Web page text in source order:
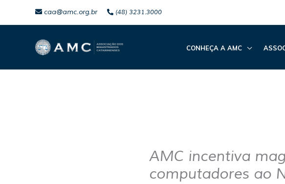
conteúdo
caa@amc.org.br (48) 3231.3000
CONHEÇA A AMC
AMC incentiva
computadores ao